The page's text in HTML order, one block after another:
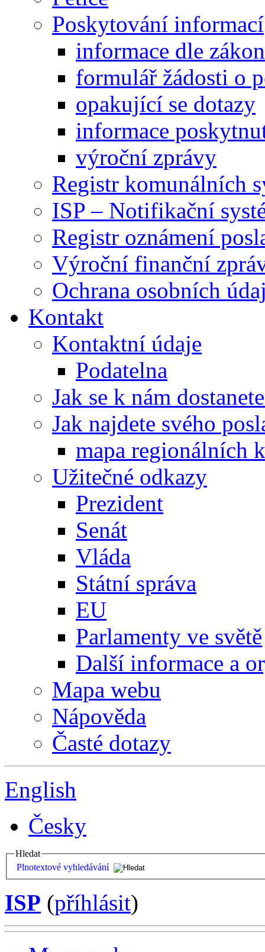
Poskytování informací
informace dle
formulář žádosti o
opakující se dotazy
informace
výroční zprávy
Registr komunálních
ISP – Notifikační
Registr oznámení
Výroční finanční
Ochrana osobních
Kontakt
Kontaktní údaje
Podatelna
Jak se k nám
Jak najdete svého
mapa regionálních
Užitečné odkazy
Prezident
Senát
Vláda
Státní správa
EU
Parlamenty ve světě
Další informace a
Mapa webu
Nápověda
Časté dotazy
English
Česky
Hledat
Plnotextové vyhledávání
ISP (příhlásit)